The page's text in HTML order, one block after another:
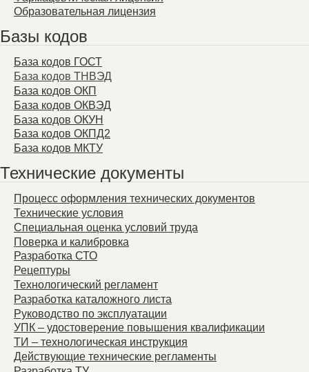
Образовательная лицензия
Базы кодов
База кодов ГОСТ
База кодов ТНВЭД
База кодов ОКП
База кодов ОКВЭД
База кодов ОКУН
База кодов ОКПД2
База кодов МКТУ
Технические документы
Процесс оформления технических документов
Технические условия
Специальная оценка условий труда
Поверка и калибровка
Разработка СТО
Рецептуры
Технологический регламент
Разработка каталожного листа
Руководство по эксплуатации
УПК – удостоверение повышения квалификации
ТИ – технологическая инструкция
Действующие технические регламенты